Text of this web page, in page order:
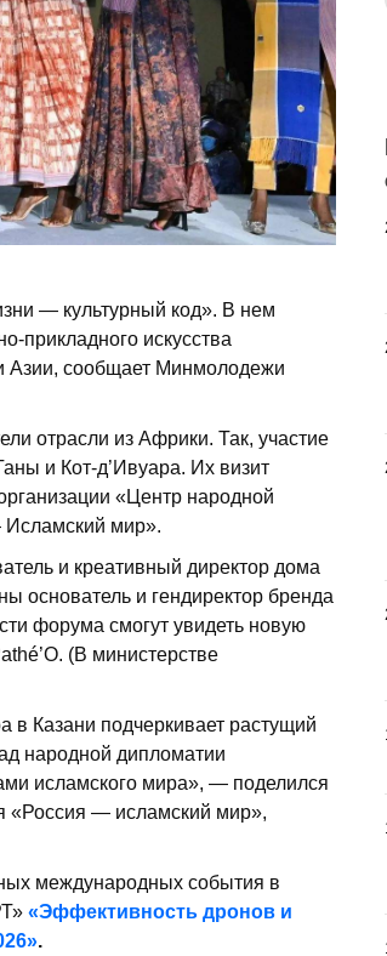
— культурный код». В нем
прикладного искусства
Азии, сообщает Минмолодежи
отрасли из Африки. Так, участие
и Кот-д’Ивуара. Их визит
«Центр народной
Исламский мир».
и креативный директор дома
основатель и гендиректор бренда
форума смогут увидеть новую
(В министерстве
в Казани подчеркивает растущий
народной дипломатии
исламского мира», — поделился
«Россия — исламский мир»,
международных события в
«Эффективность дронов и
.